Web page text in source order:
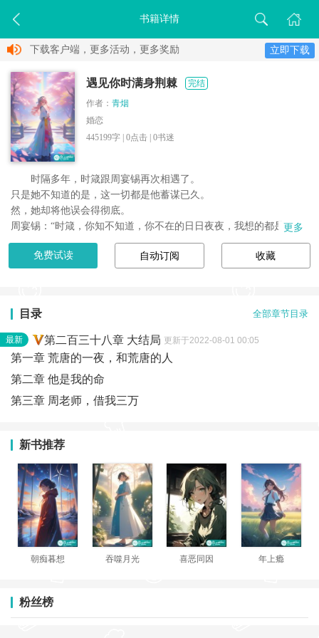
书籍详情
下载客户端，更多活动，更多奖励 立即下载
遇见你时满身荆棘
完结
作者： 青烟
婚恋
445199字 | 0点击 | 0书迷
时隔多年，时箴跟周宴锡再次相遇了。
只是她不知道的是，这一切都是他蓄谋已久。
然，她却将他误会得彻底。
周宴锡：“时箴，你知不知道，你不在的日日夜夜，我想的都是，要
怎么把你带回我身边。”
更多
免费试读 自动订阅 收藏
目录 全部章节目录
最新 第二百三十八章 大结局 更新于2022-08-01 00:05
第一章 荒唐的一夜，和荒唐的人
第二章 他是我的命
第三章 周老师，借我三万
新书推荐
朝痴暮想 吞噬月光 喜恶同因 年上瘾
粉丝榜